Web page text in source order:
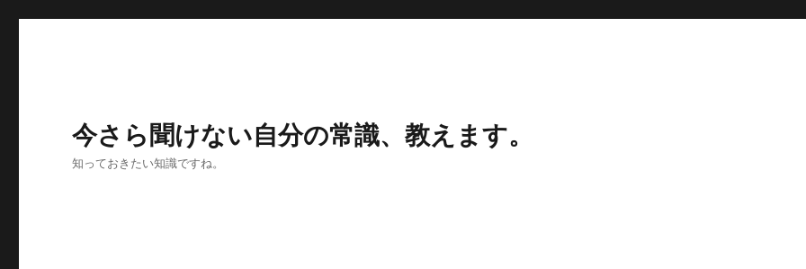
今さら聞けない自分の常識、教えます。
知っておきたい知識ですね。